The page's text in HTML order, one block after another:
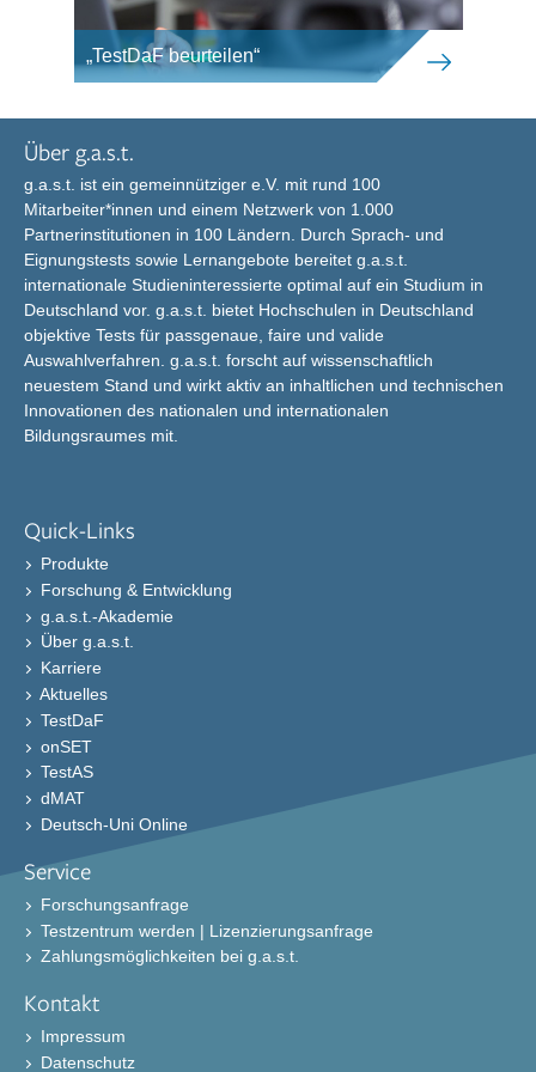
„TestDaF beurteilen“
Über g.a.s.t.
g.a.s.t. ist ein gemeinnütziger e.V. mit rund 100
Mitarbeiter*innen und einem Netzwerk von 1.000
Partnerinstitutionen in 100 Ländern. Durch Sprach- und
Eignungstests sowie Lernangebote bereitet g.a.s.t.
internationale Studieninteressierte optimal auf ein Studium in
Deutschland vor. g.a.s.t. bietet Hochschulen in Deutschland
objektive Tests für passgenaue, faire und valide
Auswahlverfahren. g.a.s.t. forscht auf wissenschaftlich
neuestem Stand und wirkt aktiv an inhaltlichen und technischen
Innovationen des nationalen und internationalen
Bildungsraumes mit.
Quick-Links
Produkte
Forschung & Entwicklung
g.a.s.t.-Akademie
Über g.a.s.t.
Karriere
Aktuelles
TestDaF
onSET
TestAS
dMAT
Deutsch-Uni Online
Service
Forschungsanfrage
Testzentrum werden | Lizenzierungsanfrage
Zahlungsmöglichkeiten bei g.a.s.t.
Kontakt
Impressum
Datenschutz